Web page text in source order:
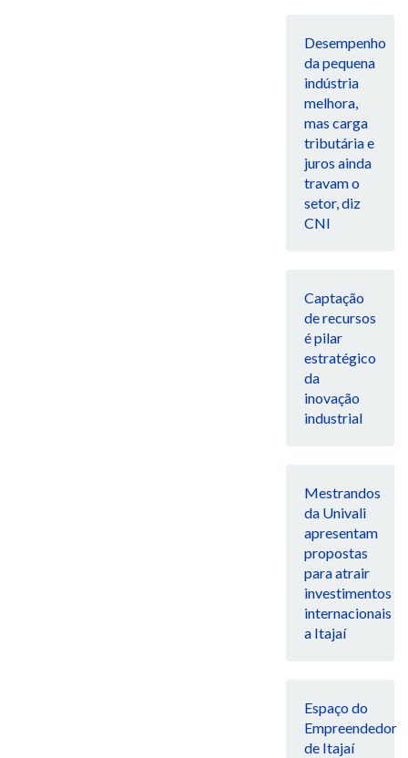
Desempenho
da pequena
indústria
melhora,
mas carga
tributária e
juros ainda
travam o
setor, diz
CNI
Captação
de recursos
é pilar
estratégico
da
inovação
industrial
Mestrandos
da Univali
apresentam
propostas
para atrair
investimentos
internacionais
a Itajaí
Espaço do
Empreendedor
de Itajaí